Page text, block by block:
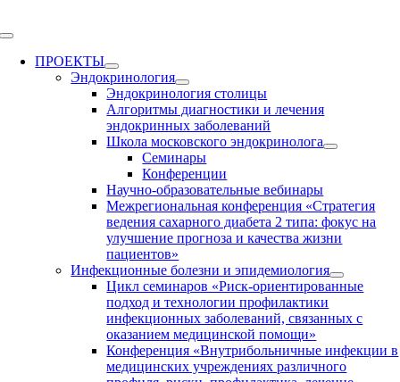
to
Toggle
NavigationПРОЕКТЫ
Эндокринология
Эндокринология столицы
Алгоритмы диагностики и лечения
эндокринных заболеваний
Школа московского эндокринолога
Семинары
Конференции
Научно-образовательные вебинары
Межрегиональная конференция «Стратегия
ведения сахарного диабета 2 типа: фокус на
улучшение прогноза и качества жизни
пациентов»
Инфекционные болезни и эпидемиология
Цикл семинаров «Риск-ориентированные
подход и технологии профилактики
инфекционных заболеваний, связанных с
оказанием медицинской помощи»
Конференция «Внутрибольничные инфекции в
медицинских учреждениях различного